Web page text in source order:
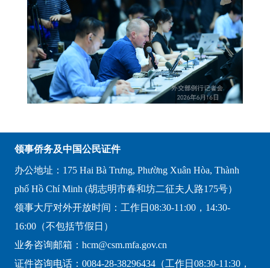
领事侨务及中国公民证件
办公地址：175 Hai Bà Trưng, Phường Xuân Hòa, Thành
phố Hồ Chí Minh (胡志明市春和坊二征夫人路175号）
领事大厅对外开放时间：工作日08:30-11:00，14:30-
16:00（不包括节假日）
业务咨询邮箱：hcm@csm.mfa.gov.cn
证件咨询电话：0084-28-38296434（工作日08:30-11:30，